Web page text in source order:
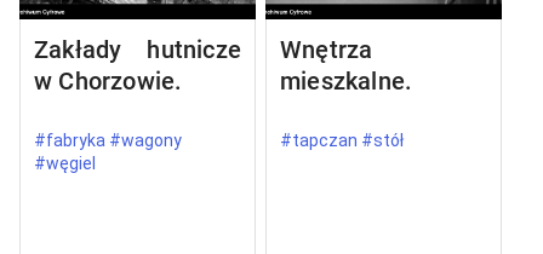
Zakłady hutnicze
w Chorzowie.
#fabryka #wagony
#węgiel
Wnętrza
mieszkalne.
#tapczan #stół